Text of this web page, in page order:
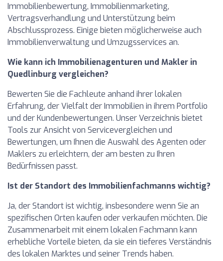
Immobilienbewertung, Immobilienmarketing,
Vertragsverhandlung und Unterstützung beim
Abschlussprozess. Einige bieten möglicherweise auch
Immobilienverwaltung und Umzugsservices an.
Wie kann ich Immobilienagenturen und Makler in
Quedlinburg vergleichen?
Bewerten Sie die Fachleute anhand ihrer lokalen
Erfahrung, der Vielfalt der Immobilien in ihrem Portfolio
und der Kundenbewertungen. Unser Verzeichnis bietet
Tools zur Ansicht von Servicevergleichen und
Bewertungen, um Ihnen die Auswahl des Agenten oder
Maklers zu erleichtern, der am besten zu Ihren
Bedürfnissen passt.
Ist der Standort des Immobilienfachmanns wichtig?
Ja, der Standort ist wichtig, insbesondere wenn Sie an
spezifischen Orten kaufen oder verkaufen möchten. Die
Zusammenarbeit mit einem lokalen Fachmann kann
erhebliche Vorteile bieten, da sie ein tieferes Verständnis
des lokalen Marktes und seiner Trends haben.